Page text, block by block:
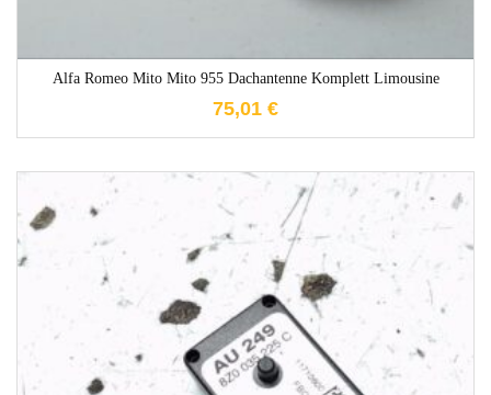
Alfa Romeo Mito Mito 955 Dachantenne Komplett Limousine
75,01 €